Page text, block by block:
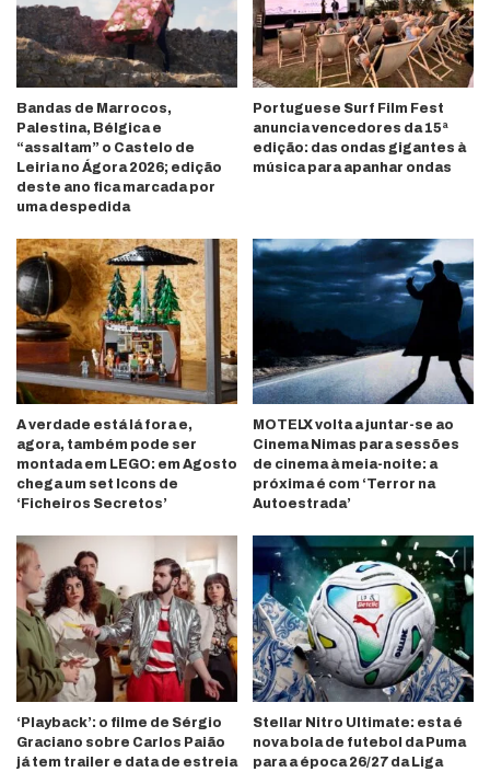
Bandas de Marrocos,
Palestina, Bélgica e
“assaltam” o Castelo de
Leiria no Ágora 2026; edição
deste ano fica marcada por
uma despedida
Portuguese Surf Film Fest
anuncia vencedores da 15ª
edição: das ondas gigantes à
música para apanhar ondas
A verdade está lá fora e,
agora, também pode ser
montada em LEGO: em Agosto
chega um set Icons de
‘Ficheiros Secretos’
MOTELX volta a juntar-se ao
Cinema Nimas para sessões
de cinema à meia-noite: a
próxima é com ‘Terror na
Autoestrada’
‘Playback’: o filme de Sérgio
Graciano sobre Carlos Paião
já tem trailer e data de estreia
Stellar Nitro Ultimate: esta é
nova bola de futebol da Puma
para a época 26/27 da Liga